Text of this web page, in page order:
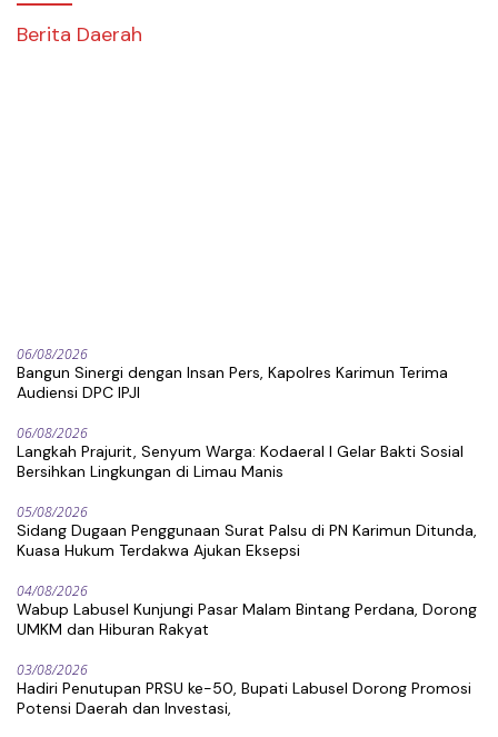
Berita Daerah
06/08/2026
Bangun Sinergi dengan Insan Pers, Kapolres Karimun Terima
Audiensi DPC IPJI
06/08/2026
Langkah Prajurit, Senyum Warga: Kodaeral I Gelar Bakti Sosial
Bersihkan Lingkungan di Limau Manis
05/08/2026
Sidang Dugaan Penggunaan Surat Palsu di PN Karimun Ditunda,
Kuasa Hukum Terdakwa Ajukan Eksepsi
04/08/2026
Wabup Labusel Kunjungi Pasar Malam Bintang Perdana, Dorong
UMKM dan Hiburan Rakyat
03/08/2026
Hadiri Penutupan PRSU ke-50, Bupati Labusel Dorong Promosi
Potensi Daerah dan Investasi,